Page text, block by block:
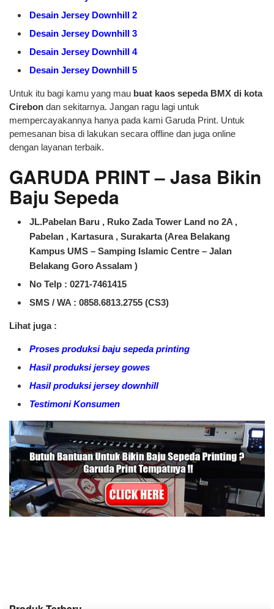
Desain Jersey Downhill 2
Desain Jersey Downhill 3
Desain Jersey Downhill 4
Desain Jersey Downhill 5
Untuk itu bagi kamu yang mau buat kaos sepeda BMX di kota
Cirebon dan sekitarnya. Jangan ragu lagi untuk
mempercayakannya hanya pada kami Garuda Print. Untuk
pemesanan bisa di lakukan secara offline dan juga online
dengan layanan terbaik.
GARUDA PRINT – Jasa Bikin
Baju Sepeda
JL.Pabelan Baru , Ruko Zada Tower Land no 2A ,
Pabelan , Kartasura , Surakarta (Area Belakang
Kampus UMS – Samping Islamic Centre – Jalan
Belakang Goro Assalam )
No Telp : 0271-7461415
SMS / WA : 0858.6813.2755 (CS3)
Lihat juga :
Proses produksi baju sepeda printing
Hasil produksi jersey gowes
Hasil produksi jersey downhill
Testimoni Konsumen